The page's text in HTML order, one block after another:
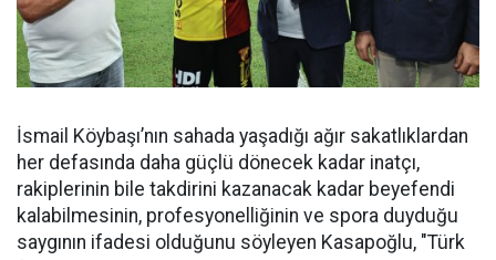
İsmail Köybaşı’nın sahada yaşadığı ağır sakatlıklardan
her defasında daha güçlü dönecek kadar inatçı,
rakiplerinin bile takdirini kazanacak kadar beyefendi
kalabilmesinin, profesyonelliğinin ve spora duyduğu
saygının ifadesi olduğunu söyleyen Kasapoğlu, "Türk